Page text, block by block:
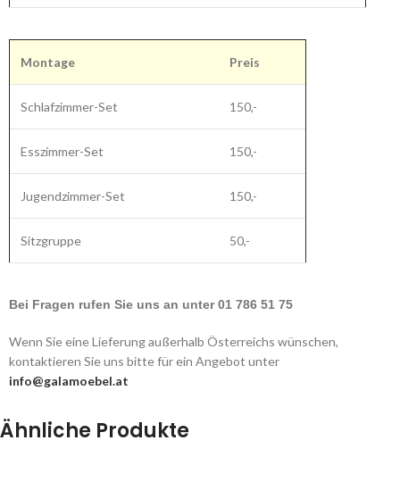
Montage Preis
Schlafzimmer-Set 150,-
Esszimmer-Set 150,-
Jugendzimmer-Set 150,-
Sitzgruppe 50,-
Bei Fragen rufen Sie uns an unter 01 786 51 75
Wenn Sie eine Lieferung außerhalb Österreichs wünschen,
kontaktieren Sie uns bitte für ein Angebot unter
info@galamoebel.at
Ähnliche Produkte